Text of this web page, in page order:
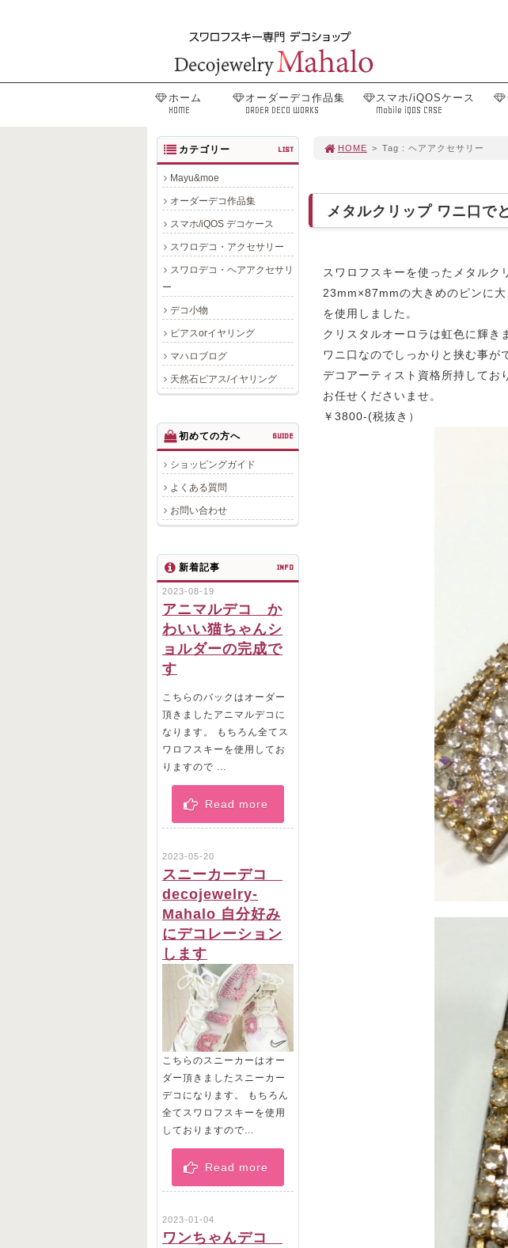
ホーム
HOME
オーダーデコ作品集
ORDER DECO WORKS
スマホ/iQOSケース
Mobile iQOS CASE
HOME > Tag : ヘアアクセサリー
メタルクリップ ワニ口で
スワロフスキーを使ったメタルク
23mm×87mmの大きめのピンに
を使用しました。
クリスタルオーロラは虹色に輝き
ワニ口なのでしっかりと挟む事が
デコアーティスト資格所持してお
お任せくださいませ。
￥3800-(税抜き）
カテゴリー LIST
Mayu&moe
オーダーデコ作品集
スマホ/iQOS デコケース
スワロデコ・アクセサリー
スワロデコ・ヘアアクセサリ
ー
デコ小物
ピアスorイヤリング
マハロブログ
天然石ピアス/イヤリング
初めての方へ GUIDE
ショッピングガイド
よくある質問
お問い合わせ
新着記事 INFO
2023-08-19
アニマルデコ か
わいい猫ちゃんシ
ョルダーの完成で
す
こちらのバックはオーダー
頂きましたアニマルデコに
なります。 もちろん全てス
ワロフスキーを使用してお
りますので ...
Read more
2023-05-20
スニーカーデコ
decojewelry-
Mahalo 自分好み
にデコレーション
します
こちらのスニーカーはオー
ダー頂きましたスニーカー
デコになります。 もちろん
全てスワロフスキーを使用
しておりますので...
Read more
2023-01-04
ワンちゃんデコ